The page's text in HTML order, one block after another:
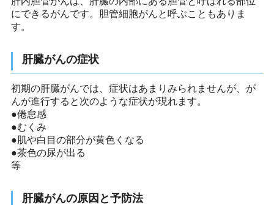
にできるがんです。胆管細胞がんと呼ぶこともありま
す。
肝臓がんの症状
初期の肝臓がんでは、症状はあまりみられませんが、が
んが進行すると次のような症状が現れます。
●倦怠感
●むくみ
●肌や白目の部分が黄色くなる
●茶色の尿が出る
等
肝臓がんの原因と予防法